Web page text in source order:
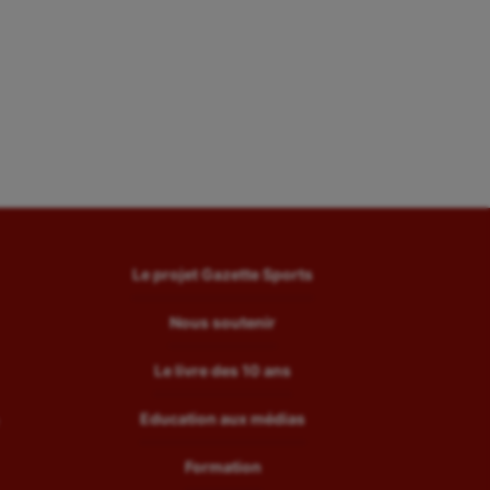
Le projet Gazette Sports
Nous soutenir
Le livre des 10 ans
Education aux médias
Formation